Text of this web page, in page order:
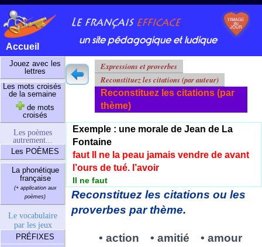
un site pédagogique et ludique
Accueil
Jouez avec les
lettres
Les mots croisés
de la semaine
de mots
croisés
Les poèmes
autrement...
Les POÈMES
La phonétique
française
(+ application aux
poèmes)
Le vocabulaire
par les jeux
PRÉFIXES
Expressions et proverbes
Reconstituez les citations (par auteur)
Reconstituez les citations (par
thème)
Exemple : une morale de Jean de La
Fontaine
faut Il ne la peau jamais vendre de avant
l’ours de tué. l’avoir
Il ne faut
Reconstituez les citations ou les
proverbes par thème.
• action • amitié
• amour